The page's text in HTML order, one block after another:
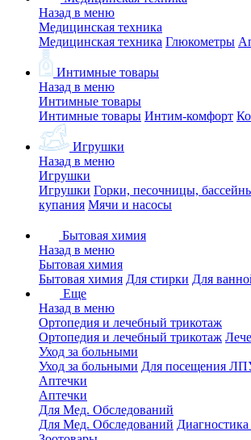
Назад в меню
Медицинская техника
Медицинская техника Глюкометры
Интимные товары
Назад в меню
Интимные товары
Интимные товары Интим-комфорт
Игрушки
Назад в меню
Игрушки
Игрушки Горки, песочницы,
купания Мячи и насосы
Бытовая химия
Назад в меню
Бытовая химия
Бытовая химия Для стирки Для
Еще
Назад в меню
Ортопедия и лечебный трикотаж
Ортопедия и лечебный трикотаж
Уход за больными
Уход за больными Для посещения
Аптечки
Аптечки
Для Мед. Обследований
Для Мед. Обследований